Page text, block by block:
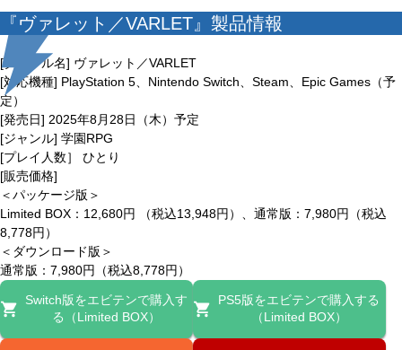
『ヴァレット／VARLET』製品情報
[タイトル名] ヴァレット／VARLET
[対応機種] PlayStation 5、Nintendo Switch、Steam、Epic Games（予
定）
[発売日] 2025年8月28日（木）予定
[ジャンル] 学園RPG
[プレイ人数］ ひとり
[販売価格]
＜パッケージ版＞
Limited BOX：12,680円 （税込13,948円）、通常版：7,980円（税込
8,778円）
＜ダウンロード版＞
通常版：7,980円（税込8,778円）
Switch版をエビテンで購入す
る（Limited BOX）
PS5版をエビテンで購入する
（Limited BOX）